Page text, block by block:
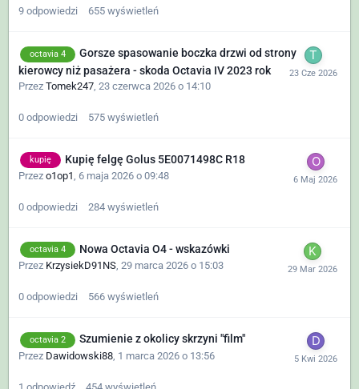
9 odpowiedzi 655 wyświetleń
octavia 4
Gorsze spasowanie boczka drzwi od strony
kierowcy niż pasażera - skoda Octavia IV 2023 rok
Przez Tomek247 23 czerwca 2026 o 14:10
0 odpowiedzi 575 wyświetleń
kupię Kupię felgę Golus 5E0071498C R18
Przez o1op1 6 maja 2026 o 09:48
0 odpowiedzi 284 wyświetleń
octavia 4 Nowa Octavia O4 - wskazówki
Przez KrzysiekD91NS, 29 marca 2026 o 15:03
0 odpowiedzi 566 wyświetleń
octavia 2 Szumienie z okolicy skrzyni "film"
Przez Dawidowski88 1 marca 2026 o 13:56